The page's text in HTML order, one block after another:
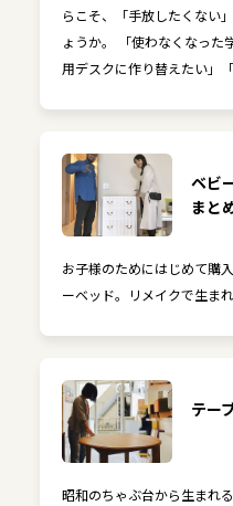
らこそ、「手放したくない
ょうか。 「使わなくなった
用デスクに作り替えたい」
ベビ
まと
お子様のためにはじめて購
ーベッド。リメイクで生ま
テー
昭和のちゃぶ台から生まれ